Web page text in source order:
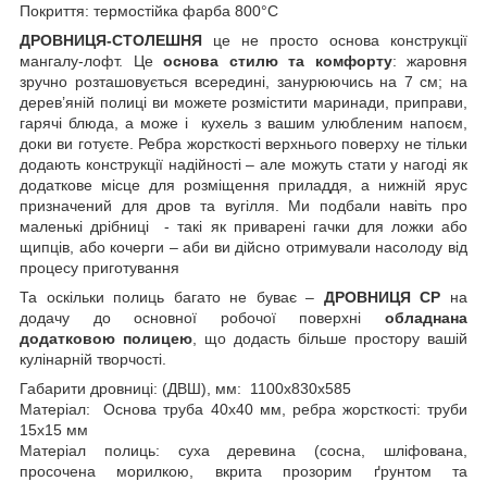
Покриття: термостійка фарба 800°С
ДРОВНИЦЯ-СТОЛЕШНЯ це не просто основа конструкції
мангалу-лофт. Це основа стилю та комфорту: жаровня
зручно розташовується всередині, занурюючись на 7 см; на
дерев’яній полиці ви можете розмістити маринади, приправи,
гарячі блюда, а може і кухель з вашим улюбленим напоєм,
доки ви готуєте. Ребра жорсткості верхнього поверху не тільки
додають конструкції надійності – але можуть стати у нагоді як
додаткове місце для розміщення приладдя, а нижній ярус
призначений для дров та вугілля. Ми подбали навіть про
маленькі дрібниці - такі як приварені гачки для ложки або
щипців, або кочерги – аби ви дійсно отримували насолоду від
процесу приготування
Та оскільки полиць багато не буває – ДРОВНИЦЯ CP на
додачу до основної робочої поверхні обладнана
додатковою полицею , що додасть більше простору вашій
кулінарній творчості.
Габарити дровниці: (ДВШ), мм: 1100х830х585
Матеріал: Основа труба 40х40 мм, ребра жорсткості: труби
15х15 мм
Матеріал полиць: суха деревина (сосна, шліфована,
просочена морилкою, вкрита прозорим ґрунтом та